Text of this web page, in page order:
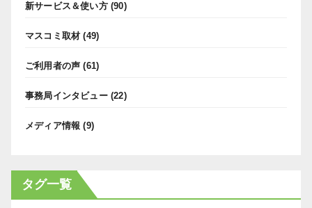
新サービス＆使い方(90)
マスコミ取材 (49)
ご利用者の声 (61)
事務局インタビュー(22)
メディア情報 (9)
タグ一覧